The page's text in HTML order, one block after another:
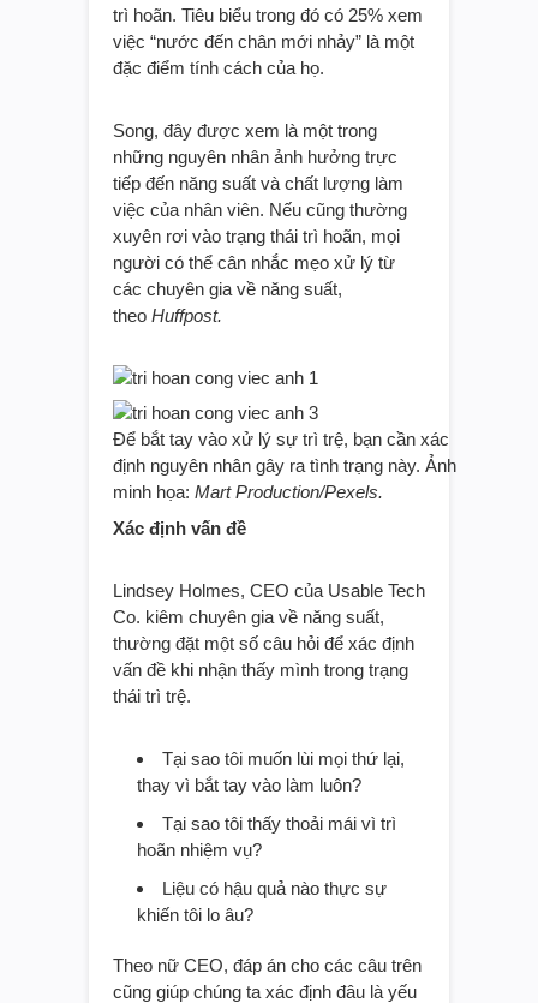
trì hoãn. Tiêu biểu trong đó có 25% xem
việc “nước đến chân mới nhảy” là một
đặc điểm tính cách của họ.
Song, đây được xem là một trong
những nguyên nhân ảnh hưởng trực
tiếp đến năng suất và chất lượng làm
việc của nhân viên. Nếu cũng thường
xuyên rơi vào trạng thái trì hoãn, mọi
người có thể cân nhắc mẹo xử lý từ
các chuyên gia về năng suất,
theo Huffpost.
Để bắt tay vào xử lý sự trì trệ, bạn cần xác
định nguyên nhân gây ra tình trạng này. Ảnh
minh họa: Mart Production/Pexels.
Xác định vấn đề
Lindsey Holmes, CEO của Usable Tech
Co. kiêm chuyên gia về năng suất,
thường đặt một số câu hỏi để xác định
vấn đề khi nhận thấy mình trong trạng
thái trì trệ.
Tại sao tôi muốn lùi mọi thứ lại,
thay vì bắt tay vào làm luôn?
Tại sao tôi thấy thoải mái vì trì
hoãn nhiệm vụ?
Liệu có hậu quả nào thực sự
khiến tôi lo âu?
Theo nữ CEO, đáp án cho các câu trên
cũng giúp chúng ta xác định đâu là yếu